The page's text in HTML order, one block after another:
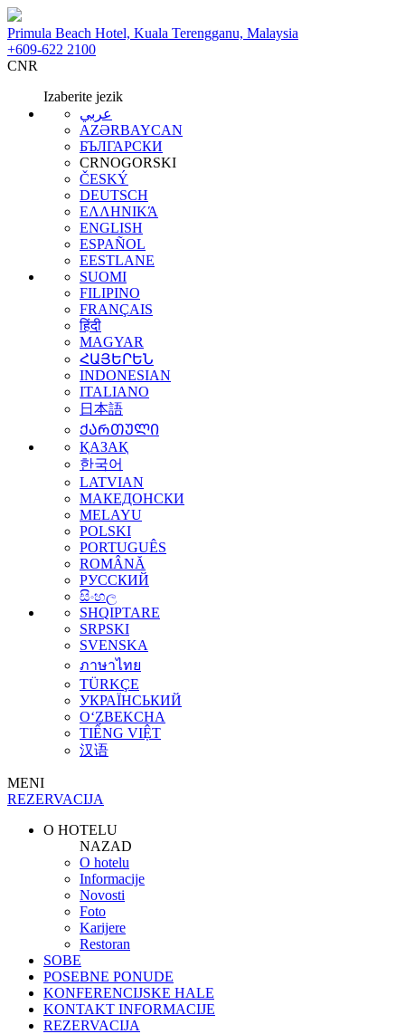
Primula Beach Hotel, Kuala Terengganu, Malaysia
+609-622 2100
CNR
Izaberite jezik
عربي
AZƏRBAYCAN
БЪЛГАРСКИ
CRNOGORSKI
ČESKÝ
DEUTSCH
ΕΛΛΗΝΙΚΆ
ENGLISH
ESPAÑOL
EESTLANE
SUOMI
FILIPINO
FRANÇAIS
हिंदी
MAGYAR
ՀԱՅԵՐԵՆ
INDONESIAN
ITALIANO
日本語
ᲥᲐᲠᲗᲣᲚᲘ
ҚАЗАҚ
한국어
LATVIAN
МАКЕДОНСКИ
MELAYU
POLSKI
PORTUGUÊS
ROMÂNĂ
РУССКИЙ
සිංහල
SHQIPTARE
SRPSKI
SVENSKA
ภาษาไทย
TÜRKÇE
УКРАЇНСЬКИЙ
O‘ZBEKCHA
TIẾNG VIỆT
汉语
MENI
REZERVACIJA
O HOTELU
NAZAD
O hotelu
Informacije
Novosti
Foto
Karijere
Restoran
SOBE
POSEBNE PONUDE
KONFERENCIJSKE HALE
KONTAKT INFORMACIJE
REZERVACIJA